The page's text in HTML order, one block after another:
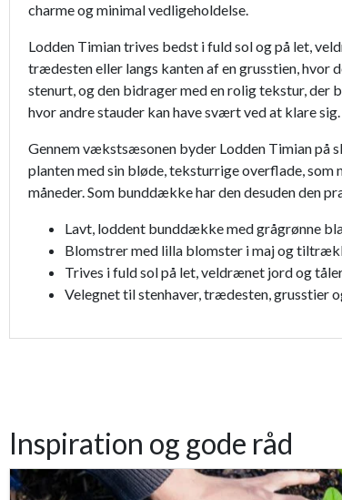
charme og minimal vedligeholdelse.
Lodden Timian trives bedst i fuld sol og på let,
trædesten eller langs kanten af en grusstien, hvor
stenurt, og den bidrager med en rolig tekstur, der
hvor andre stauder kan have svært ved at klare sig.
Gennem vækstsæsonen byder Lodden Timian på
planten med sin bløde, teksturrige overflade, som
måneder. Som bunddække har den desuden den
Lavt, loddent bunddække med grågrønne
Blomstrer med lilla blomster i maj og
Trives i fuld sol på let, veldrænet jord og
Velegnet til stenhaver, trædesten, grusstier
Inspiration og gode råd